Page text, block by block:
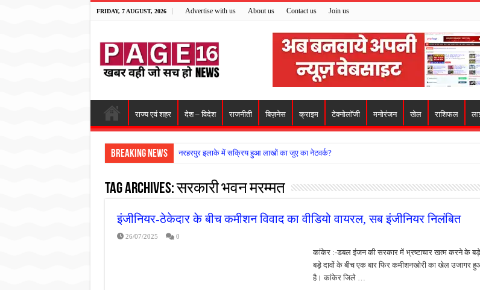
FRIDAY, 7 AUGUST, 2026 Advertise with us About us Contact us Join us
राज्य एवं शहर देश – विदेश राजनीती बिज़नेस क्राइम टेक्नोलॉजी मनोरंजन खेल राशिफल
Breaking News नरहरपुर इलाके में सक्रिय हुआ लाखों का जुए का नेटवर्क?
गृहमंत्री विजय शर्मा ने समाजसेवी अजय पप्पू मोटवानी को दी जन्मदिन की शुभकामनाएं
रानी दुर्गावती बलिदान दिवस पर शिवसेना ने किया नमन, संघर्ष और राष्ट्रसेवा का लिया संकल्प
राम मंदिर की गरिमा और पारदर्शिता को लेकर शिवसेना उठाई आवाज, निष्पक्ष जांच की मांग
मासूम बच्ची की मौत के बाद पखांजूर में बवाल, अस्पताल में तोड़फोड़ और स्टेट हाईवे जाम
Tag Archives:सरकारी भवन मरम्मत
इंजीनियर-ठेकेदार के बीच कमीशन विवाद का वीडियो वायरल, सब इंजीनियर निलंबित
26/07/2025 0
कांकेर :-डबल इंजन की सरकार में भ्रष्टाचार खत्म करने के
बड़े दावों के बीच एक बार फिर कमीशनखोरी का खेल उजागर
है। कांकेर जिले …